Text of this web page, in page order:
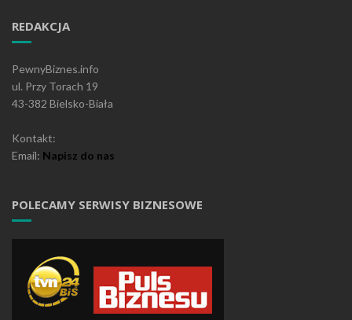
REDAKCJA
PewnyBiznes.info
ul. Przy Torach 19
43-382 Bielsko-Biała
Kontakt:
Email: Napisz do nas
POLECAMY SERWISY BIZNESOWE